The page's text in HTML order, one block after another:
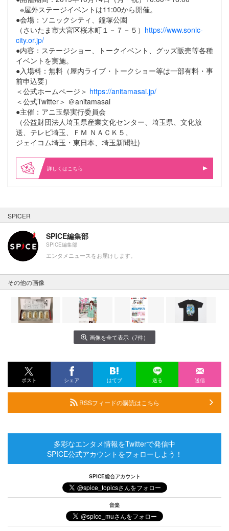
※屋外ステージイベントは11:00から開催。
●会場：ソニックシティ、鐘塚公園
（さいたま市大宮区桜木町１－７－５） https://www.sonic-
city.or.jp/
●内容：ステージショー、トークイベント、グッズ販売等各種
イベントを実施。
●入場料：無料（屋内ライブ・トークショー等は一部有料・事
前申込要）
＜公式ホームページ＞ https://anitamasai.jp/
＜公式Twitter＞ ＠anitamasai
●主催：アニ玉祭実行委員会
（公益財団法人埼玉県産業文化センター、埼玉県、文化放
送、テレビ埼玉、ＦＭ ＮＡＣＫ５、
ジェイコム埼玉・東日本、埼玉新聞社)
詳しくはこちら
SPICER
SPICE編集部
SPICE編集部
エンタメニュースをお届けします。
その他の画像
画像を全て表示（7件）
ポスト シェア はてブ 送る 送信
RSSフィードの購読はこちら
多彩なエンタメ情報をTwitterで発信中
SPICE公式アカウントをフォローしよう！
SPICE総合アカウント
音楽